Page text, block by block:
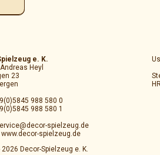
e. K.
Heyl
23
988 580 0
988 580 1
spielzeug.de
spielzeug.de
Decor-Spielzeug e. K.